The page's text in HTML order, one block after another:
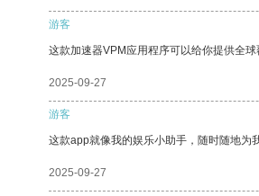
游客
这款加速器VPM应用程序可以给你提供全球
2025-09-27
游客
这款app就像我的娱乐小助手，随时随地为
2025-09-27